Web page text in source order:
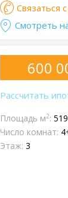
Связаться
Смотреть
600
Рассчитать
Площадь м2:
Число комнат:
Этаж: 3